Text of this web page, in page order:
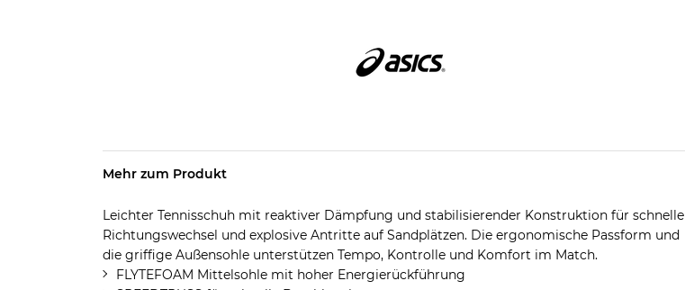
Mehr zum Produkt
Leichter Tennisschuh mit reaktiver Dämpfung und stabilisierender Konstruktion für schnelle
Richtungswechsel und explosive Antritte auf Sandplätzen. Die ergonomische Passform und
die griffige Außensohle unterstützen Tempo, Kontrolle und Komfort im Match.
FLYTEFOAM Mittelsohle mit hoher Energierückführung